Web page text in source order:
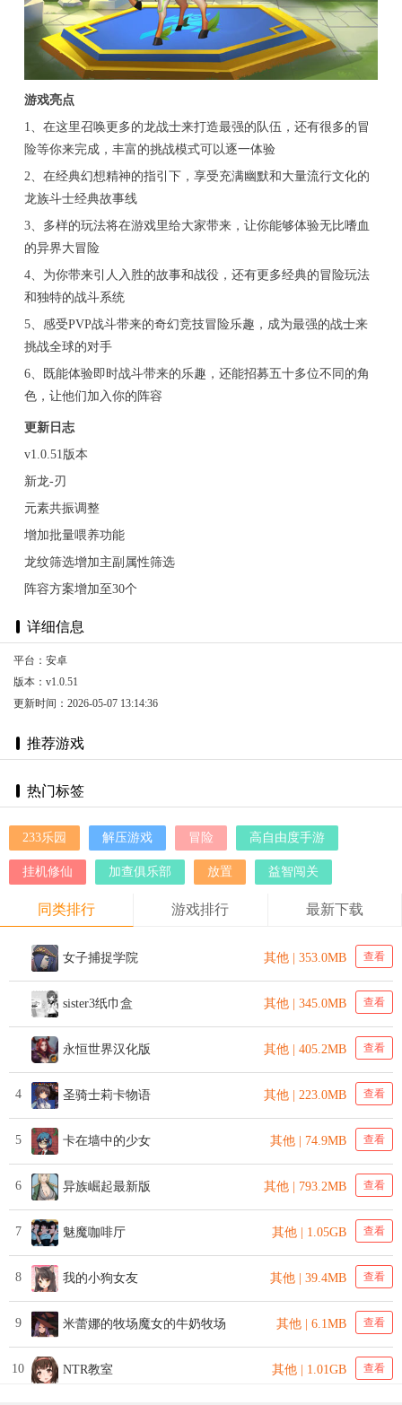
游戏亮点
1、在这里召唤更多的龙战士来打造最强的队伍，还有很多的冒
险等你来完成，丰富的挑战模式可以逐一体验
2、在经典幻想精神的指引下，享受充满幽默和大量流行文化的
龙族斗士经典故事线
3、多样的玩法将在游戏里给大家带来，让你能够体验无比嗜血
的异界大冒险
4、为你带来引人入胜的故事和战役，还有更多经典的冒险玩法
和独特的战斗系统
5、感受PVP战斗带来的奇幻竞技冒险乐趣，成为最强的战士来
挑战全球的对手
6、既能体验即时战斗带来的乐趣，还能招募五十多位不同的角
色，让他们加入你的阵容
更新日志
v1.0.51版本
新龙-刃
元素共振调整
增加批量喂养功能
龙纹筛选增加主副属性筛选
阵容方案增加至30个
详细信息
平台：安卓
版本：v1.0.51
更新时间：2026-05-07 13:14:36
推荐游戏
热门标签
233乐园 解压游戏 冒险 高自由度手游
挂机修仙 加查俱乐部 放置 益智闯关
同类排行 游戏排行 最新下载
女子捕捉学院 其他 | 353.0MB 查看
sister3纸巾盒 其他 | 345.0MB 查看
永恒世界汉化版 其他 | 405.2MB 查看
4 圣骑士莉卡物语 其他 | 223.0MB 查看
5 卡在墙中的少女 其他 | 74.9MB 查看
6 异族崛起最新版 其他 | 793.2MB 查看
7 魅魔咖啡厅 其他 | 1.05GB 查看
8 我的小狗女友 其他 | 39.4MB 查看
9 米蕾娜的牧场魔女的牛奶牧场 其他 | 6.1MB 查看
10 NTR教室 其他 | 1.01GB 查看